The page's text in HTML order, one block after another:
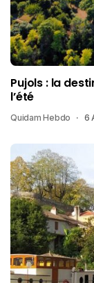
Pujols : la
l’été
Quidam Hebdo 6